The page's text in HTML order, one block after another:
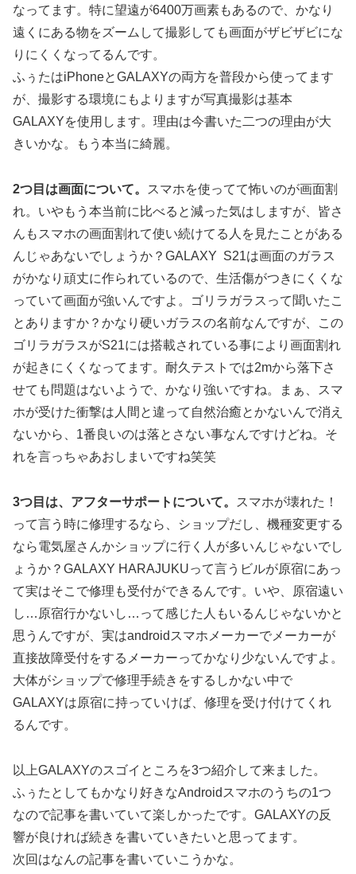
なってます。特に望遠が6400万画素もあるので、かなり
遠くにある物をズームして撮影しても画面がザビザビにな
りにくくなってるんです。
ふぅたはiPhoneとGALAXYの両方を普段から使ってます
が、撮影する環境にもよりますが写真撮影は基本
GALAXYを使用します。理由は今書いた二つの理由が大
きいかな。もう本当に綺麗。
2つ目は画面について。
スマホを使ってて怖いのが画面割
れ。いやもう本当前に比べると減った気はしますが、皆さ
んもスマホの画面割れて使い続けてる人を見たことがある
んじゃあないでしょうか？GALAXY S21は画面のガラス
がかなり頑丈に作られているので、生活傷がつきにくくな
っていて画面が強いんですよ。ゴリラガラスって聞いたこ
とありますか？かなり硬いガラスの名前なんですが、この
ゴリラガラスがS21には搭載されている事により画面割れ
が起きにくくなってます。耐久テストでは2mから落下さ
せても問題はないようで、かなり強いですね。まぁ、スマ
ホが受けた衝撃は人間と違って自然治癒とかないんで消え
ないから、1番良いのは落とさない事なんですけどね。そ
れを言っちゃあおしまいですね笑笑
3つ目は、アフターサポートについて。
スマホが壊れた！
って言う時に修理するなら、ショップだし、機種変更する
なら電気屋さんかショップに行く人が多いんじゃないでし
ょうか？GALAXY HARAJUKUって言うビルが原宿にあっ
て実はそこで修理も受付ができるんです。いや、原宿遠い
し…原宿行かないし…って感じた人もいるんじゃないかと
思うんですが、実はandroidスマホメーカーでメーカーが
直接故障受付をするメーカーってかなり少ないんですよ。
大体がショップで修理手続きをするしかない中で
GALAXYは原宿に持っていけば、修理を受け付けてくれ
るんです。
以上GALAXYのスゴイところを3つ紹介して来ました。
ふぅたとしてもかなり好きなAndroidスマホのうちの1つ
なので記事を書いていて楽しかったです。GALAXYの反
響が良ければ続きを書いていきたいと思ってます。
次回はなんの記事を書いていこうかな。